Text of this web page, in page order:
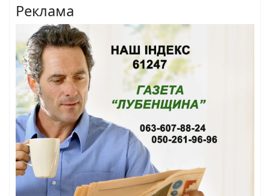
Реклама